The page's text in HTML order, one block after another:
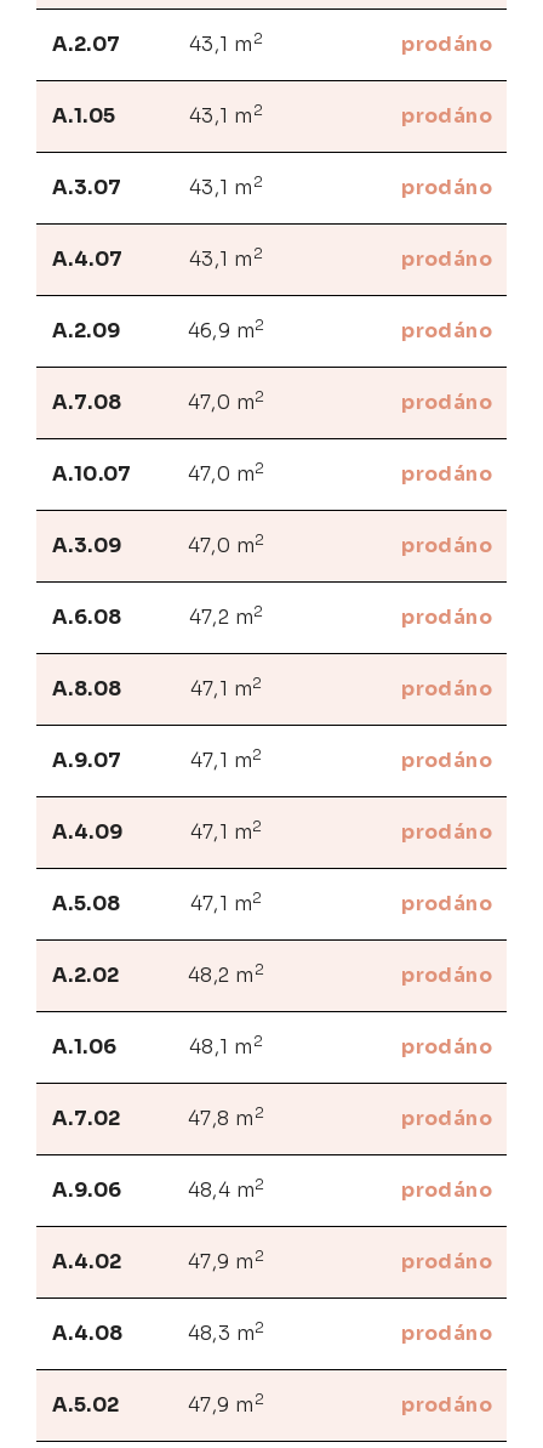
A.2.07 43,1 m 2 prodáno
A.1.05 43,1 m 2 prodáno
A.3.07 43,1 m 2 prodáno
A.4.07 43,1 m 2 prodáno
A.2.09 46,9 m2 prodáno
A.7.08 47,0 m2 prodáno
A.10.07 47,0 m2 prodáno
A.3.09 47,0 m2 prodáno
A.6.08 47,2 m2 prodáno
A.8.08 47,1 m2 prodáno
A.9.07 47,1 m2 prodáno
A.4.09 47,1 m2 prodáno
A.5.08 47,1 m2 prodáno
A.2.02 48,2 m 2 prodáno
A.1.06 48,1 m 2 prodáno
A.7.02 47,8 m 2 prodáno
A.9.06 48,4 m2 prodáno
A.4.02 47,9 m 2 prodáno
A.4.08 48,3 m2 prodáno
A.5.02 47,9 m 2 prodáno